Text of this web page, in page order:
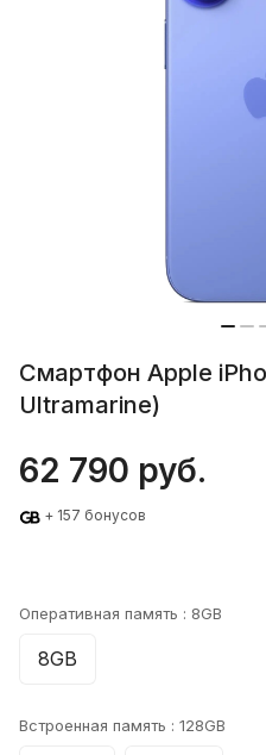
Смартфон Apple
Ultramarine)
62 790 руб.
+ 157 бонусов
Оперативная память : 8GB
8GB
Встроенная память : 128GB